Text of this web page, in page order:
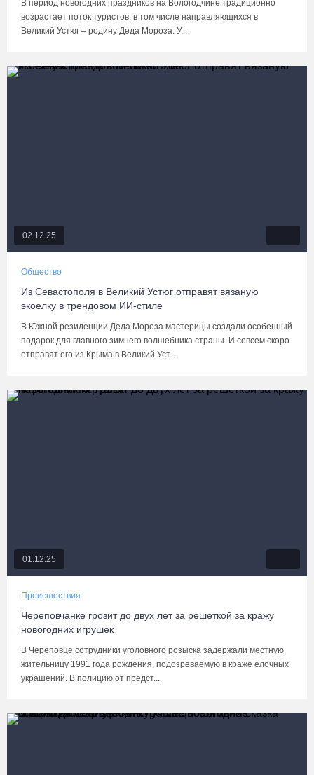
В период новогодних праздников на Вологодчине традиционно
возрастает поток туристов, в том числе направляющихся в
Великий Устюг – родину Деда Мороза. У...
02.12.25
Общество
Из Севастополя в Великий Устюг отправят вязаную
экоелку в трендовом ИИ-стиле
В Южной резиденции Деда Мороза мастерицы создали особенный
подарок для главного зимнего волшебника страны. И совсем скоро
отправят его из Крыма в Великий Уст...
01.12.25
Происшествия
Череповчанке грозит до двух лет за решеткой за кражу
новогодних игрушек
В Череповце сотрудники уголовного розыска задержали местную
жительницу 1991 года рождения, подозреваемую в краже елочных
украшений. В полицию от предст...